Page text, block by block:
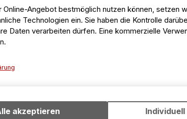
Online-Angebot bestmöglich nutzen können, setzen
Technologien ein. Sie haben die Kontrolle
Daten verarbeiten dürfen. Eine kommerzielle
Gerät, um die grundlegenden Funktionen unseres
akzeptieren